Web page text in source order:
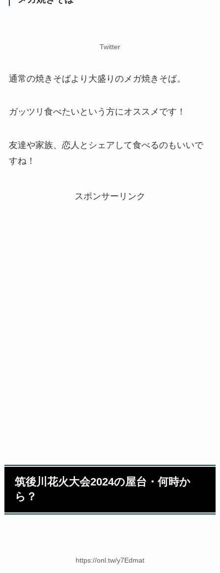
Twitter
通常の焼きそばより大盛りのメガ焼きそば。
ガッツリ食べたいという方にオススメです！
友達や家族、恋人とシェアして食べるのもいいで
すね！
スポンサーリンク
筑後川花火大会2024の屋台・何時か
ら？
https://onl.tw/y7Edmat